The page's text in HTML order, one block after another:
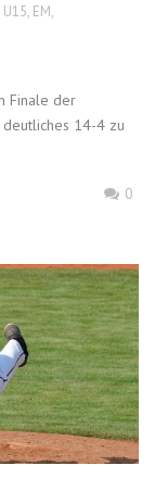
U15, EM,
Finale der
14-4 zu
0